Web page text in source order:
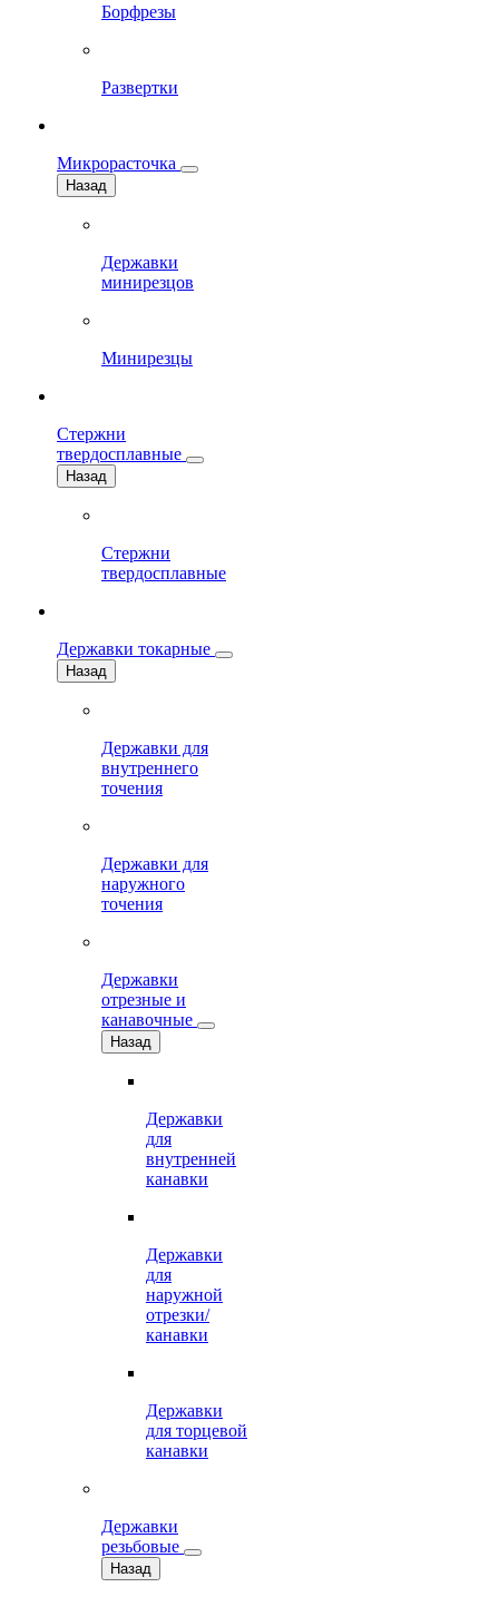
Борфрезы
Развертки
Микрорасточка
Назад
Державки
минирезцов
Минирезцы
Стержни
твердосплавные
Назад
Стержни
твердосплавные
Державки токарные
Назад
Державки для
внутреннего
точения
Державки для
наружного
точения
Державки
отрезные и
канавочные
Назад
Державки
для
внутренней
канавки
Державки
для
наружной
отрезки/
канавки
Державки
для торцевой
канавки
Державки
резьбовые
Назад